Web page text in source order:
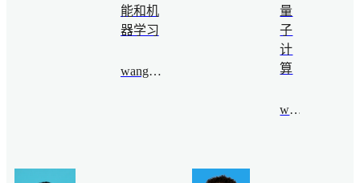
能和机
器学习
wangyajuan@bimsa.cn
量
子
计
算
wyl@bimsa.cn